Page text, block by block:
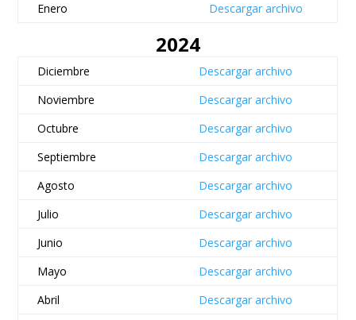
Enero
Descargar archivo
2024
Diciembre
Descargar archivo
Noviembre
Descargar archivo
Octubre
Descargar archivo
Septiembre
Descargar archivo
Agosto
Descargar archivo
Julio
Descargar archivo
Junio
Descargar archivo
Mayo
Descargar archivo
Abril
Descargar archivo